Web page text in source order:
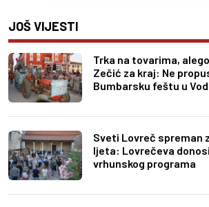
JOŠ VIJESTI
Trka na tovarima,
Zečić za kraj: Ne
Bumbarsku feštu u
Sveti Lovreč spreman
ljeta: Lovrečeva
vrhunskog programa